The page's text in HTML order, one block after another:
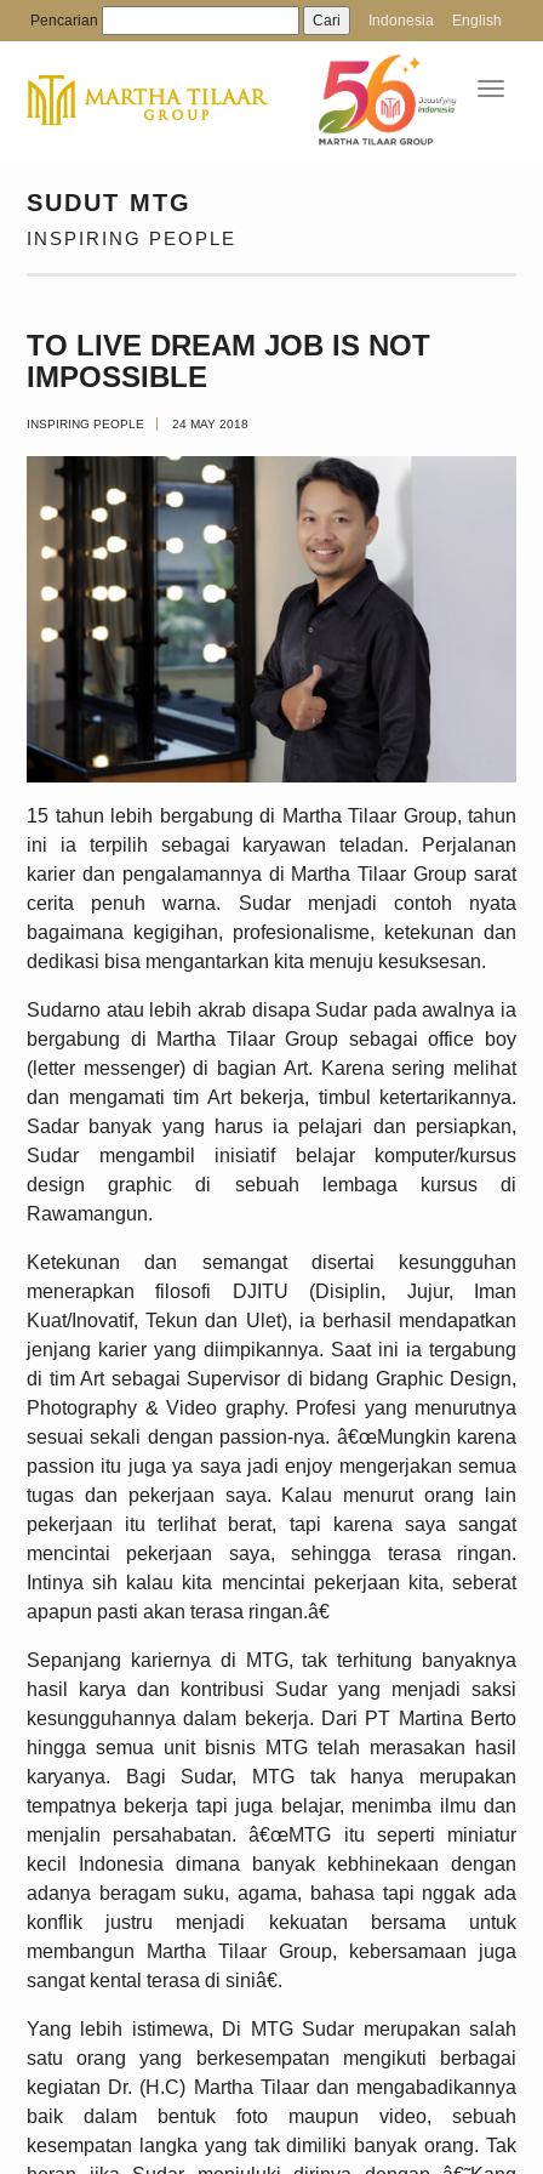
Pencarian Indonesia English
SUDUT MTG
INSPIRING PEOPLE
TO LIVE DREAM JOB IS NOT
IMPOSSIBLE
INSPIRING PEOPLE 24 MAY 2018
15 tahun lebih bergabung di Martha Tilaar Group, tahun
ini ia terpilih sebagai karyawan teladan. Perjalanan
karier dan pengalamannya di Martha Tilaar Group sarat
cerita penuh warna. Sudar menjadi contoh nyata
bagaimana kegigihan, profesionalisme, ketekunan dan
dedikasi bisa mengantarkan kita menuju kesuksesan.
Sudarno atau lebih akrab disapa Sudar pada awalnya ia
bergabung di Martha Tilaar Group sebagai office boy
(letter messenger) di bagian Art. Karena sering melihat
dan mengamati tim Art bekerja, timbul ketertarikannya.
Sadar banyak yang harus ia pelajari dan persiapkan,
Sudar mengambil inisiatif belajar komputer/kursus
design graphic di sebuah lembaga kursus di
Rawamangun.
Ketekunan dan semangat disertai kesungguhan
menerapkan filosofi DJITU (Disiplin, Jujur, Iman
Kuat/Inovatif, Tekun dan Ulet), ia berhasil mendapatkan
jenjang karier yang diimpikannya. Saat ini ia tergabung
di tim Art sebagai Supervisor di bidang Graphic Design,
Photography & Video graphy. Profesi yang menurutnya
sesuai sekali dengan passion-nya. â€œMungkin karena
passion itu juga ya saya jadi enjoy mengerjakan semua
tugas dan pekerjaan saya. Kalau menurut orang lain
pekerjaan itu terlihat berat, tapi karena saya sangat
mencintai pekerjaan saya, sehingga terasa ringan.
Intinya sih kalau kita mencintai pekerjaan kita, seberat
apapun pasti akan terasa ringan.â€
Sepanjang kariernya di MTG, tak terhitung banyaknya
hasil karya dan kontribusi Sudar yang menjadi saksi
kesungguhannya dalam bekerja. Dari PT Martina Berto
hingga semua unit bisnis MTG telah merasakan hasil
karyanya. Bagi Sudar, MTG tak hanya merupakan
tempatnya bekerja tapi juga belajar, menimba ilmu dan
menjalin persahabatan. â€œMTG itu seperti miniatur
kecil Indonesia dimana banyak kebhinekaan dengan
adanya beragam suku, agama, bahasa tapi nggak ada
konflik justru menjadi kekuatan bersama untuk
membangun Martha Tilaar Group, kebersamaan juga
sangat kental terasa di siniâ€.
Yang lebih istimewa, Di MTG Sudar merupakan salah
satu orang yang berkesempatan mengikuti berbagai
kegiatan Dr. (H.C) Martha Tilaar dan mengabadikannya
baik dalam bentuk foto maupun video, sebuah
kesempatan langka yang tak dimiliki banyak orang. Tak